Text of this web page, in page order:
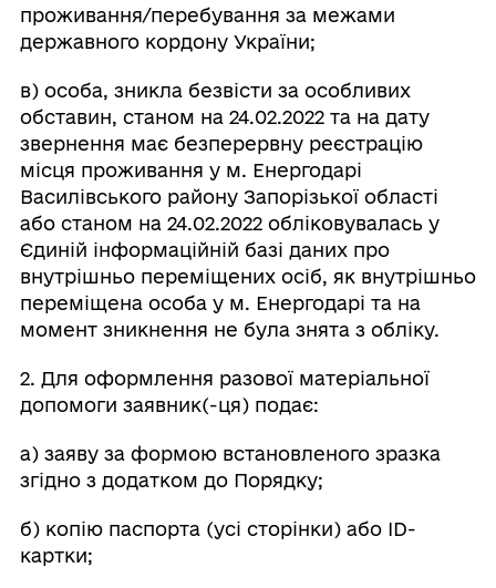
проживання/перебування за межами
державного кордону України;
в) особа, зникла безвісти за особливих
обставин, станом на 24.02.2022 та на дату
звернення має безперервну реєстрацію
місця проживання у м. Енергодарі
Василівського району Запорізької області
або станом на 24.02.2022 обліковувалась у
Єдиній інформаційній базі даних про
внутрішньо переміщених осіб, як внутрішньо
переміщена особа у м. Енергодарі та на
момент зникнення не була знята з обліку.
2. Для оформлення разової матеріальної
допомоги заявник(-ця) подає:
а) заяву за формою встановленого зразка
згідно з додатком до Порядку;
б) копію паспорта (усі сторінки) або ID-
картки;